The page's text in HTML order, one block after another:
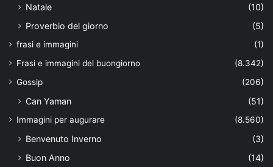
Natale
(10)
Proverbio del giorno
(5)
frasi e immagini
(1)
Frasi e immagini del buongiorno
(8.342)
Gossip
(206)
Can Yaman (51)
Immagini per augurare (8.560)
Benvenuto Inverno
(3)
Buon Anno
(14)